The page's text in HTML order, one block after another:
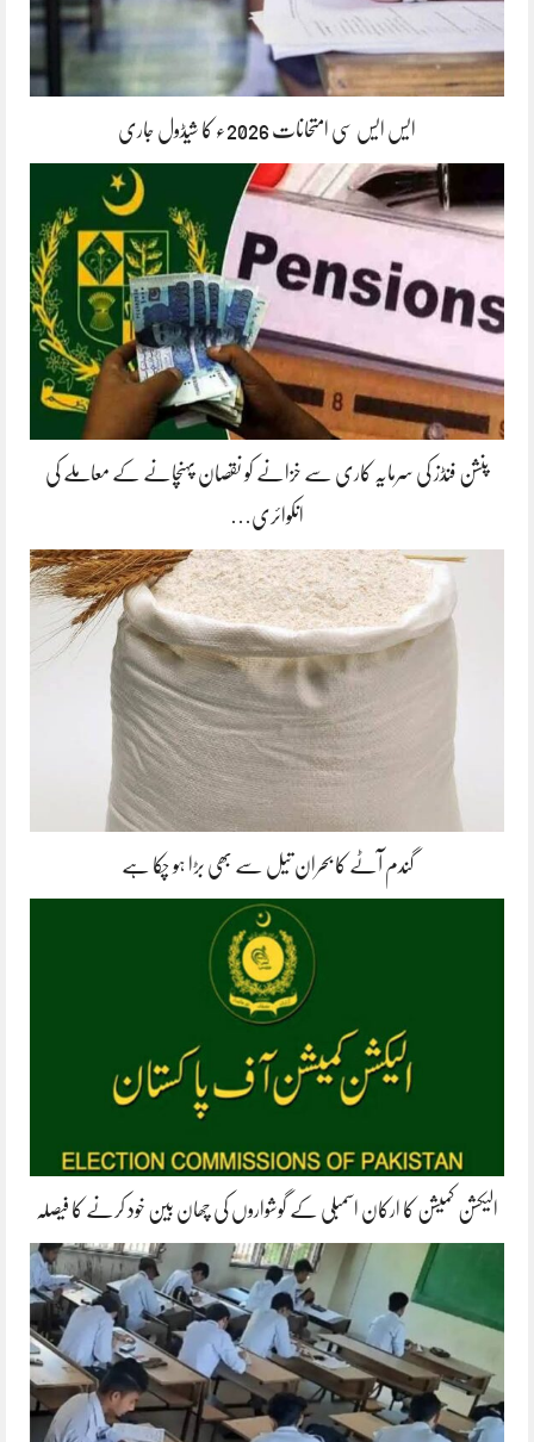
ایس ایس سی امتحانات 2026ء کا شیڈول جاری
پنشن فنڈز کی سرمایہ کاری سے خزانے کو نقصان پہنچانے کے معاملے کی
انکوائری…
گندم آٹے کا بحران تیل سے بھی بڑا ہو چکا ہے
الیکشن کمیشن کا ارکان اسمبلی کے گوشواروں کی چھان بین خود کرنے کا فیصلہ